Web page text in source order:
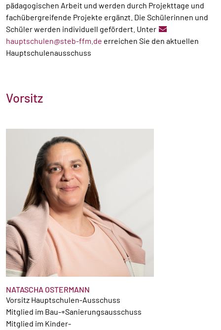
pädagogischen Arbeit und werden durch Projekttage und
fachübergreifende Projekte ergänzt. Die Schülerinnen und
Schüler werden individuell gefördert. Unter
hauptschulen@steb-ffm.de erreichen Sie den aktuellen
Hauptschulenausschuss
Vorsitz
NATASCHA OSTERMANN
Vorsitz Hauptschulen-Ausschuss
Mitglied im Bau-+Sanierungsausschuss
Mitglied im Kinder-